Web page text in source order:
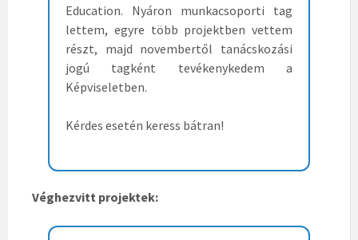
Education. Nyáron munkacsoporti tag
lettem, egyre több projektben vettem
részt, majd novembertől tanácskozási
jogú tagként tevékenykedem a
Képviseletben.
Kérdes esetén keress bátran!
Véghezvitt projektek: